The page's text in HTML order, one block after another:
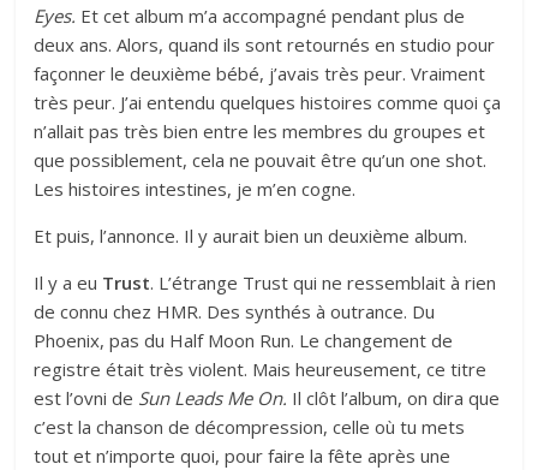
Eyes. Et cet album m’a accompagné pendant plus de
deux ans. Alors, quand ils sont retournés en studio pour
façonner le deuxième bébé, j’avais très peur. Vraiment
très peur. J’ai entendu quelques histoires comme quoi ça
n’allait pas très bien entre les membres du groupes et
que possiblement, cela ne pouvait être qu’un one shot.
Les histoires intestines, je m’en cogne.
Et puis, l’annonce. Il y aurait bien un deuxième album.
Il y a eu Trust. L’étrange Trust qui ne ressemblait à rien
de connu chez HMR. Des synthés à outrance. Du
Phoenix, pas du Half Moon Run. Le changement de
registre était très violent. Mais heureusement, ce titre
est l’ovni de Sun Leads Me On. Il clôt l’album, on dira que
c’est la chanson de décompression, celle où tu mets
tout et n’importe quoi, pour faire la fête après une